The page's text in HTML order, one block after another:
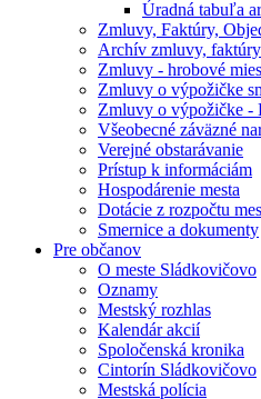
Úradná tabuľa
Zmluvy, Faktúry,
Archív zmluvy,
Zmluvy - hrobové
Zmluvy o výpožičke
Zmluvy o výpožičke -
Všeobecné záväzné
Verejné obstarávanie
Prístup k informáciám
Hospodárenie mesta
Dotácie z rozpočtu
Smernice a dokumenty
Pre občanov
O meste Sládkovičovo
Oznamy
Mestský rozhlas
Kalendár akcií
Spoločenská kronika
Cintorín Sládkovičovo
Mestská polícia